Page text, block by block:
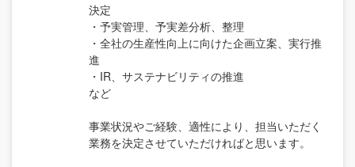
決定
・予実管理、予実差分析、整理
・全社の生産性向上に向けた企画立案、実行推
進
・IR、サステナビリティの推進
など
事業状況やご経験、適性により、担当いただく
業務を決定させていただければと思います。